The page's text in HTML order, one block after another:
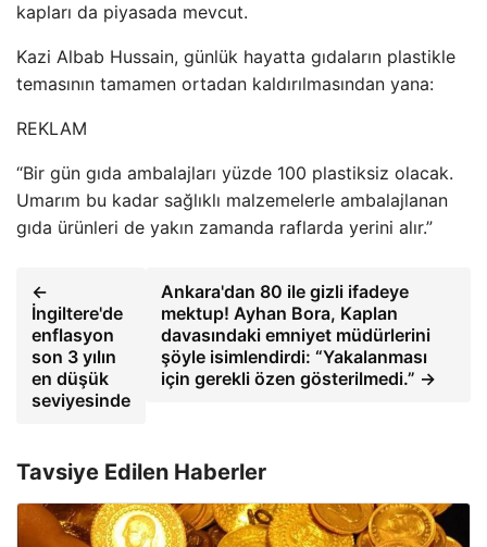
kapları da piyasada mevcut.
Kazi Albab Hussain, günlük hayatta gıdaların plastikle
temasının tamamen ortadan kaldırılmasından yana:
REKLAM
“Bir gün gıda ambalajları yüzde 100 plastiksiz olacak.
Umarım bu kadar sağlıklı malzemelerle ambalajlanan
gıda ürünleri de yakın zamanda raflarda yerini alır.”
←
İngiltere'de
enflasyon
son 3 yılın
en düşük
seviyesinde
Ankara'dan 80 ile gizli ifadeye
mektup! Ayhan Bora, Kaplan
davasındaki emniyet müdürlerini
şöyle isimlendirdi: “Yakalanması
için gerekli özen gösterilmedi.” →
Tavsiye Edilen Haberler